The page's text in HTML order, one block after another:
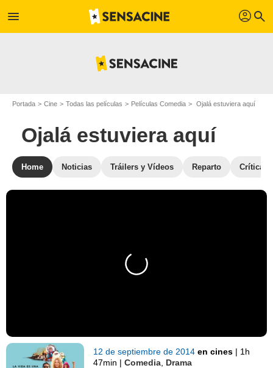
menu profil search
Portada Cine Todas las películas Películas Comedia Ojalá estuviera aquí
Ojalá estuviera aquí
Home Noticias Tráilers y Vídeos Reparto Críticas
12 de septiembre de 2014en cines | 1h
47min | Comedia Drama